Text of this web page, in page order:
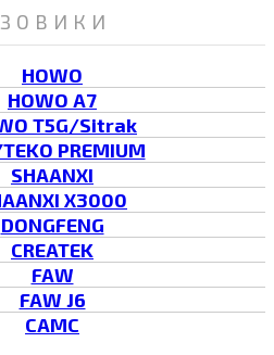
HOWO
HOWO A7
T5G/Sitrak
PREMIUM
SHAANXI
X3000
DONGFENG
CREATEK
FAW
FAW J6
CAMC